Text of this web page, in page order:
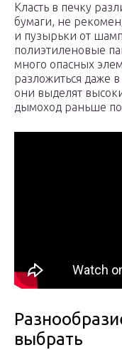
Класть в печку
бумаги, не
и пузырьки от
полиэтиленовые
много опасных
разложиться даже
они выделят
дымоход раньше
выбрать